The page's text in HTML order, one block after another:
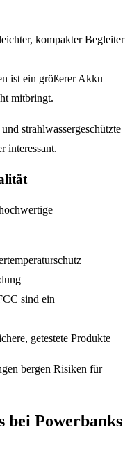
kompakter Begleiter
ist ein größerer Akku
mitbringt.
strahlwassergeschützte
interessant.
sind ein
getestete Produkte
bergen Risiken für
bei Powerbanks